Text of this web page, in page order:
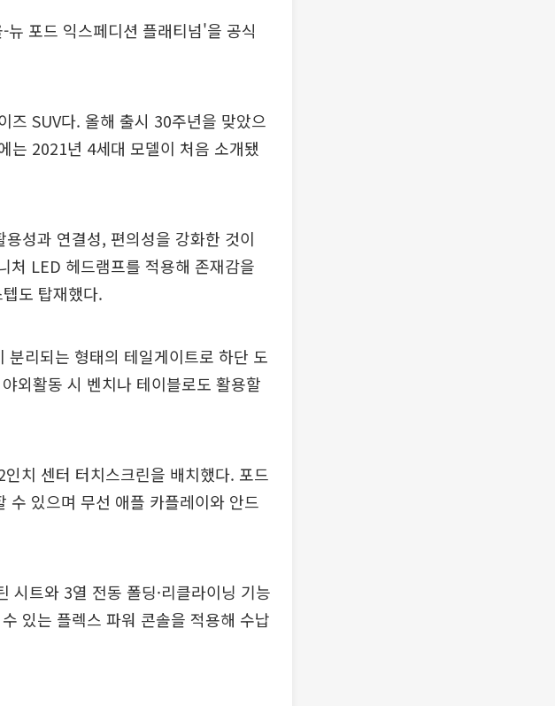
포드 익스페디션 플래티넘'을 공식
즈 SUV다. 올해 출시 30주년을 맞았으
는 2021년 4세대 모델이 처음 소개됐
성과 연결성, 편의성을 강화한 것이
처 LED 헤드램프를 적용해 존재감을
도 탑재했다.
리되는 형태의 테일게이트로 하단 도
외활동 시 벤치나 테이블로도 활용할
치 센터 터치스크린을 배치했다. 포드
수 있으며 무선 애플 카플레이와 안드
시트와 3열 전동 폴딩·리클라이닝 기능
있는 플렉스 파워 콘솔을 적용해 수납